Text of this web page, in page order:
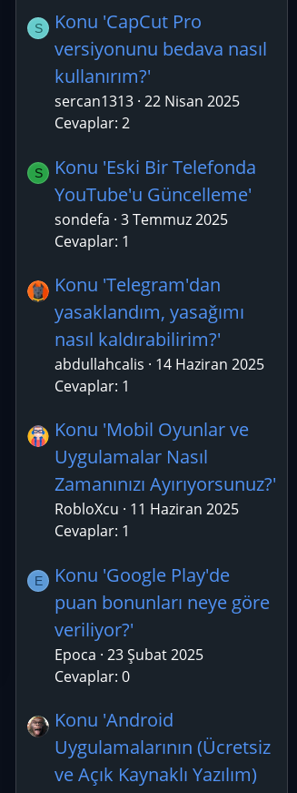
S
Konu 'CapCut Pro
versiyonunu bedava nasıl
kullanırım?'
sercan1313 22 Nisan 2025
Cevaplar: 2
S
Konu 'Eski Bir Telefonda
YouTube'u Güncelleme'
sondefa 3 Temmuz 2025
Cevaplar: 1
Konu 'Telegram'dan
yasaklandım, yasağımı
nasıl kaldırabilirim?'
abdullahcalis
14 Haziran 2025
Cevaplar: 1
Konu 'Mobil Oyunlar ve
Uygulamalar Nasıl
Zamanınızı Ayırıyorsunuz?'
RobloXcu
11 Haziran 2025
Cevaplar: 1
E
Konu 'Google Play'de
puan bonunları neye göre
veriliyor?'
Epoca 23 Şubat 2025
Cevaplar: 0
Konu 'Android
Uygulamalarının (Ücretsiz
ve Açık Kaynaklı Yazılım)